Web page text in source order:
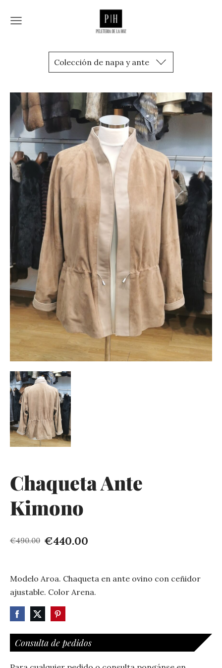
Colección de napa y ante
Consulta de pedidos
Chaqueta Ante
Kimono
€490.00 €440.00
Modelo Aroa. Chaqueta en ante ovino con ceñidor
ajustable. Color Arena.